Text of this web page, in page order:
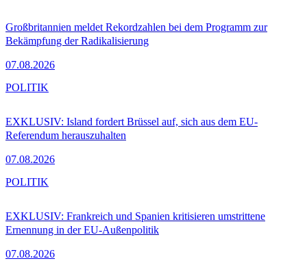
Großbritannien meldet Rekordzahlen bei dem Programm zur
Bekämpfung der Radikalisierung
07.08.2026
EXKLUSIV: Island fordert Brüssel auf, sich aus dem EU-
Referendum herauszuhalten
07.08.2026
POLITIK
EXKLUSIV: Frankreich und Spanien kritisieren umstrittene
Ernennung in der EU-Außenpolitik
07.08.2026
POLITIK